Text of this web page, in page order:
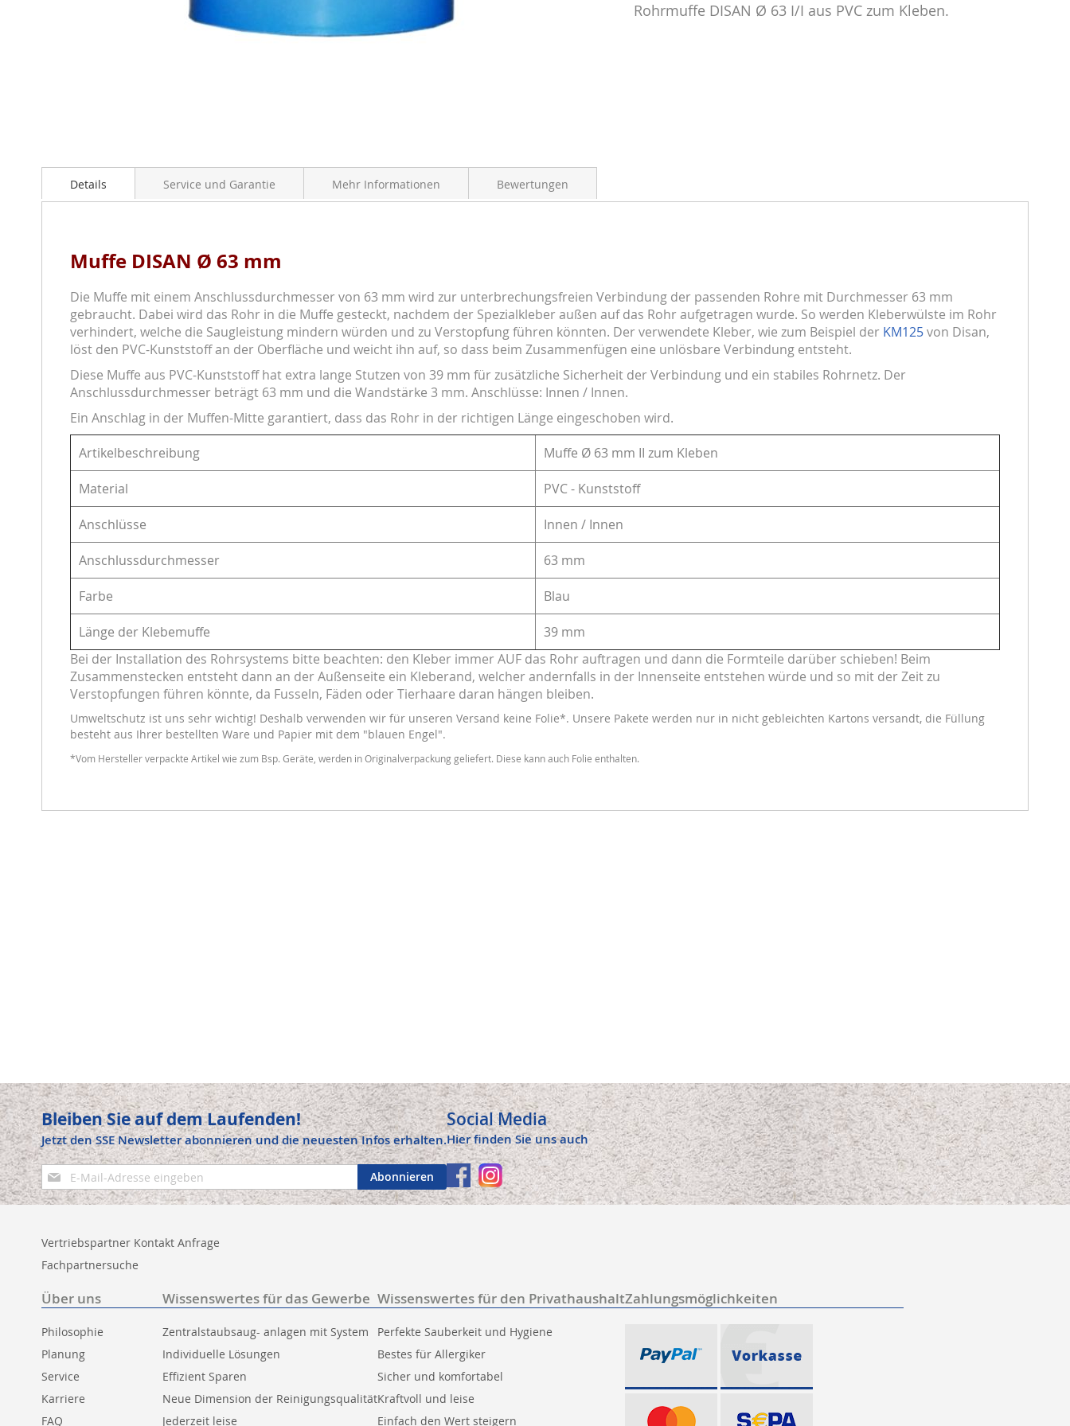
Rohrmuffe DISAN Ø 63 I/I aus PVC zum Kleben.
Anfang
Bildergalerie
Details
Muffe DISAN Ø 63 mm
Die Muffe mit einem Anschlussdurchmesser von 63 mm wird zur unterbrechungsfreien Verbindung der passenden Rohre mit Durchmesser 63 mm
gebraucht. Dabei wird das Rohr in die Muffe gesteckt, nachdem der Spezialkleber außen auf das Rohr aufgetragen wurde. So werden Kleberwülste im Rohr
verhindert, welche die Saugleistung mindern würden und zu Verstopfung führen könnten. Der verwendete Kleber, wie zum Beispiel der KM125von Disan,
löst den PVC-Kunststoff an der Oberfläche und weicht ihn auf, so dass beim Zusammenfügen eine unlösbare Verbindung entsteht.
Diese Muffe aus PVC-Kunststoff hat extra lange Stutzen von 39 mm für zusätzliche Sicherheit der Verbindung und ein stabiles Rohrnetz. Der
Anschlussdurchmesser beträgt 63 mm und die Wandstärke 3 mm. Anschlüsse: Innen / Innen.
Ein Anschlag in der Muffen-Mitte garantiert, dass das Rohr in der richtigen Länge eingeschoben wird.
Artikelbeschreibung
Muffe Ø 63 mm II zum Kleben
Material PVC - Kunststoff
Anschlüsse Innen / Innen
Anschlussdurchmesser 63 mm
Farbe Blau
Länge der Klebemuffe
39 mm
Bei der Installation des Rohrsystems bitte beachten: den Kleber immer AUF das Rohr auftragen und dann die Formteile darüber schieben! Beim
Zusammenstecken entsteht dann an der Außenseite ein Kleberand, welcher andernfalls in der Innenseite entstehen würde und so mit der Zeit zu
Verstopfungen führen könnte, da Fusseln, Fäden oder Tierhaare daran hängen bleiben.
Umweltschutz ist uns sehr wichtig! Deshalb verwenden wir für unseren Versand keine Folie*. Unsere Pakete werden nur in nicht gebleichten Kartons versandt, die Füllung
besteht aus Ihrer bestellten Ware und Papier mit dem "blauen Engel".
*Vom Hersteller verpackte Artikel wie zum Bsp. Geräte, werden in Originalverpackung geliefert. Diese kann auch Folie enthalten.
Service und Garantie Mehr Informationen Bewertungen
Bleiben Sie auf dem Laufenden!
Jetzt den SSE Newsletter abonnieren und die neuesten Infos erhalten.
Anmeldung
zum
Newsletter:
Abonnieren
Social Media
Hier finden Sie uns auch
Vertriebspartner Kontakt Anfrage
Fachpartnersuche
Über uns
Philosophie
Planung
Service
Karriere
FAQ
Wissenswertes für das Gewerbe
Zentralstaubsaug- anlagen mit System
Individuelle Lösungen
Effizient Sparen
Neue Dimension der Reinigungsqualität
Jederzeit leise
Wissenswertes für den Privathaushalt
Perfekte Sauberkeit und Hygiene
Bestes für Allergiker
Sicher und komfortabel
Kraftvoll und leise
Einfach den Wert steigern
Zahlungsmöglichkeiten